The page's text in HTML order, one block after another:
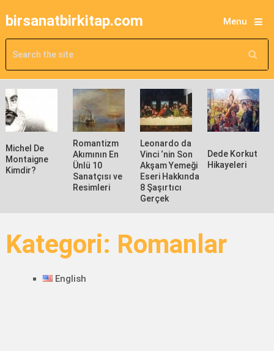
birsanatbirkitap.com Menu
Michel De
Montaigne
Kimdir?
Romantizm
Akımının En
Ünlü 10
Sanatçısı ve
Resimleri
Leonardo da
Vinci ‘nin Son
Akşam Yemeği
Eseri Hakkında
8 Şaşırtıcı
Gerçek
Dede Korkut
Hikayeleri
Kategori: Romanlar
English